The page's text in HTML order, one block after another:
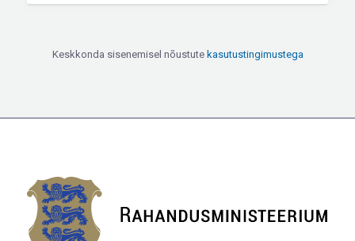
Keskkonda sisenemisel nõustute kasutustingimustega